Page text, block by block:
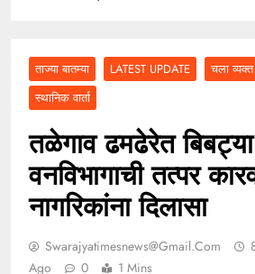
ताज्या बातम्या LATEST UPDATE चला
स्थानिक वार्ता
तळेगाव ढमढेरेत
वनविभागाची तत्पर
नागरिकांना दिलासा
Swarajyatimesnews@gmail.com
Ago
0 1 Mins